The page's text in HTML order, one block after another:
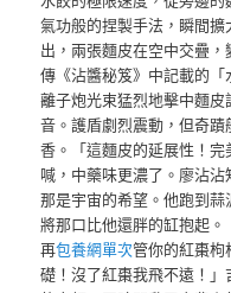
氣功般的捏製手法，瞬間
出，兩張麵皮在空中交疊
傳《沾醬秘笈》中記載的
離子炮光束猛烈地擊中麵
音。護盾劇烈震動，但奇
香。「這麵皮的延展性！
喊，中藥味更濃了。廖沾
那是宇宙的希望。他跑到蒜
將那口比他還胖的缸抱起
再包養網單次管你的紅棗枸
礎！沒了紅棗我飛不遠！